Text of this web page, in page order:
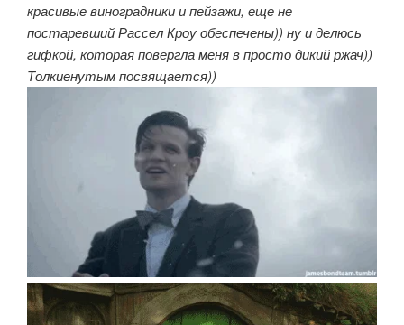
красивые виноградники и пейзажи, еще не
постаревший Рассел Кроу обеспечены)) ну и делюсь
гифкой, которая повергла меня в просто дикий ржач))
Толкиенутым посвящается))